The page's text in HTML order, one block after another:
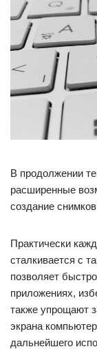
В продолжении
расширенные
создание
Практически
сталкивается с
позволяет
приложениях,
также упрощают
экрана
дальнейшего